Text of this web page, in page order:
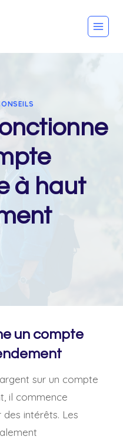
à haut
un compte
sur un compte
il commence
intérêts. Les